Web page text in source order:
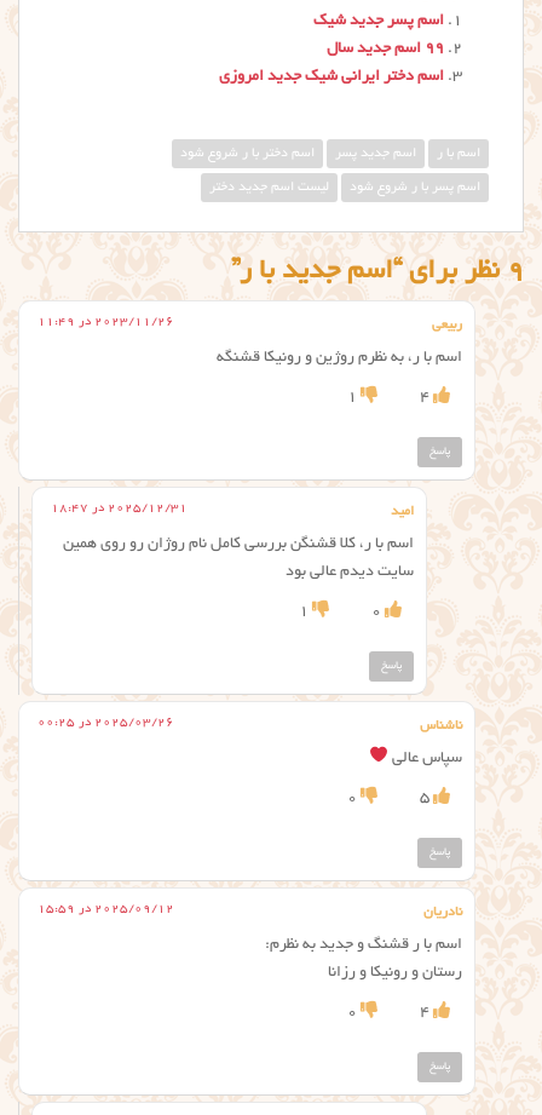
اسم پسر جدید شیک
۹۹ اسم جدید سال
اسم دختر ایرانی شیک جدید امروزی
اسم با ر اسم جدید پسر اسم دختر با ر شروع شود
اسم پسر با ر شروع شود لیست اسم جدید دختر
9 نظر برای “اسم جدید با ر”
ربیعی 2023/11/26 در 11:49
اسم با ر، به نظرم روژین و رونیکا قشنگه
4
1
پاسخ
امید 2025/12/31 در 18:47
اسم با ر، کلا قشنگن بررسی کامل نام روژان رو روی همین
سایت دیدم عالی بود
0
1
پاسخ
ناشناس 2025/03/26 در 00:25
سپاس عالی
5
0
پاسخ
نادریان 2025/09/12 در 15:59
اسم با ر قشنگ و جدید به نظرم:
رستان و رونیکا و رزانا
4
0
پاسخ